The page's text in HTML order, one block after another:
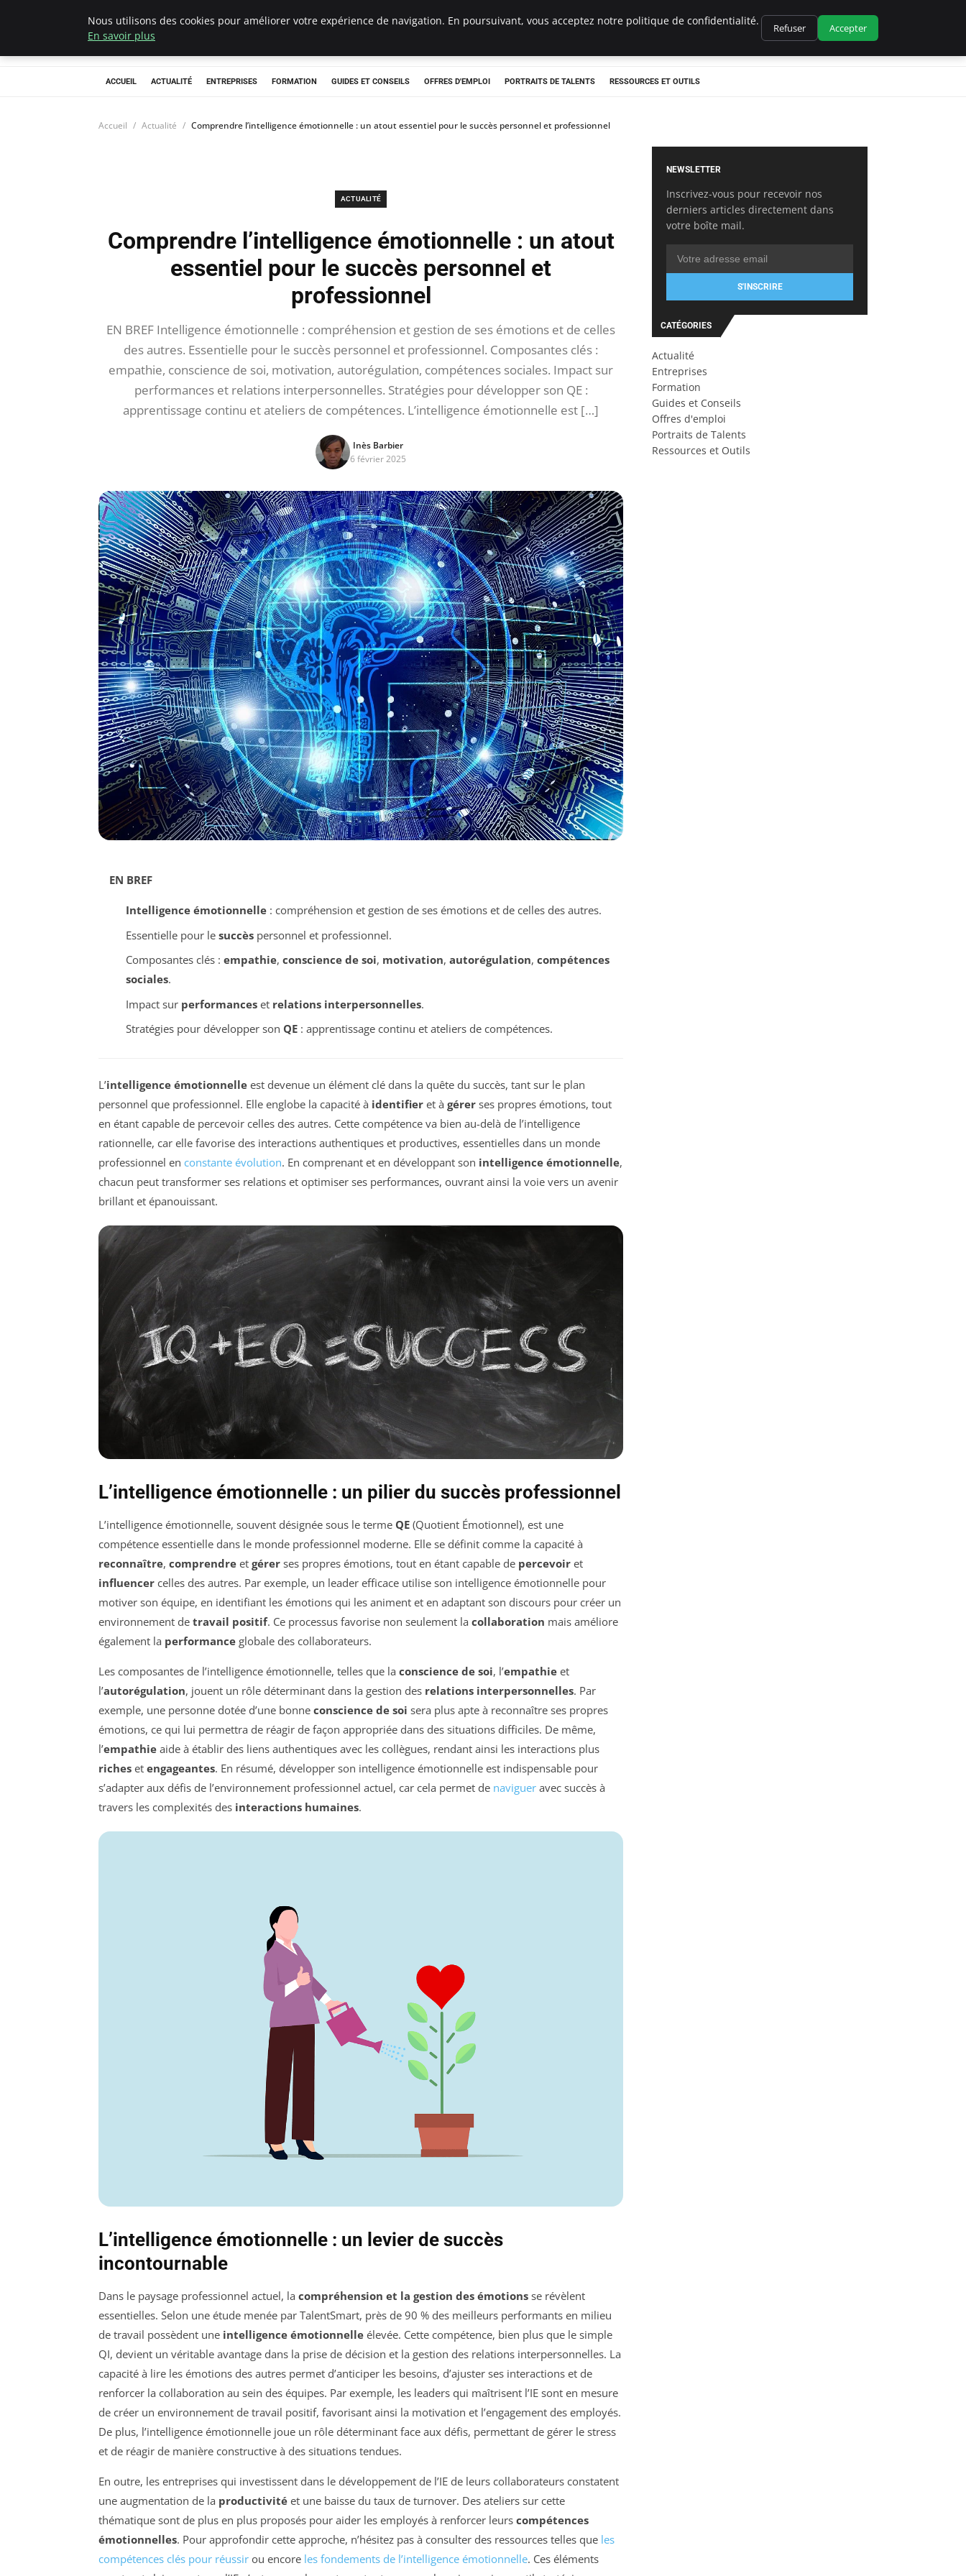
Chasseur De Tête
ACCUEIL ACTUALITÉ ENTREPRISES FORMATION GUIDES ET CONSEILS OFFRES D'EMPLOI PORTRAITS DE TALENTS RESSOURCES ET OUTILS
Accueil Actualité Comprendre l’intelligence émotionnelle : un atout essentiel pour le succès personnel et professionnel
ACTUALITÉ
Comprendre l’intelligence émotionnelle : un atout
essentiel pour le succès personnel et
professionnel
EN BREF Intelligence émotionnelle : compréhension et gestion de ses émotions et de celles
des autres. Essentielle pour le succès personnel et professionnel. Composantes clés :
empathie, conscience de soi, motivation, autorégulation, compétences sociales. Impact sur
performances et relations interpersonnelles. Stratégies pour développer son QE :
apprentissage continu et ateliers de compétences. L’intelligence émotionnelle est […]
Inès Barbier
6 février 2025
EN BREF
Intelligence émotionnelle: compréhension et gestion de ses émotions et de celles des autres.
Essentielle pour le succèspersonnel et professionnel.
Composantes clés : empathie, conscience de soi, motivation, autorégulation, compétences
sociales.
Impact sur performanceset relations interpersonnelles.
Stratégies pour développer son QE: apprentissage continu et ateliers de compétences.
L’intelligence émotionnelle est devenue un élément clé dans la quête du succès, tant sur le plan
personnel que professionnel. Elle englobe la capacité à identifier et à gérer ses propres émotions, tout
en étant capable de percevoir celles des autres. Cette compétence va bien au-delà de l’intelligence
rationnelle, car elle favorise des interactions authentiques et productives, essentielles dans un monde
professionnel en constante évolution. En comprenant et en développant son intelligence émotionnelle,
chacun peut transformer ses relations et optimiser ses performances, ouvrant ainsi la voie vers un avenir
brillant et épanouissant.
L’intelligence émotionnelle : un pilier du succès professionnel
L’intelligence émotionnelle, souvent désignée sous le terme QE (Quotient Émotionnel), est une
compétence essentielle dans le monde professionnel moderne. Elle se définit comme la capacité à
reconnaître, comprendre et gérer ses propres émotions, tout en étant capable de percevoir et
influencer celles des autres. Par exemple, un leader efficace utilise son intelligence émotionnelle pour
motiver son équipe, en identifiant les émotions qui les animent et en adaptant son discours pour créer un
environnement de travail positif. Ce processus favorise non seulement la collaboration mais améliore
également la performance globale des collaborateurs.
Les composantes de l’intelligence émotionnelle, telles que la conscience de soi, l’empathie et
l’autorégulation, jouent un rôle déterminant dans la gestion des relations interpersonnelles. Par
exemple, une personne dotée d’une bonne conscience de soi sera plus apte à reconnaître ses propres
émotions, ce qui lui permettra de réagir de façon appropriée dans des situations difficiles. De même,
l’empathie aide à établir des liens authentiques avec les collègues, rendant ainsi les interactions plus
riches et engageantes. En résumé, développer son intelligence émotionnelle est indispensable pour
s’adapter aux défis de l’environnement professionnel actuel, car cela permet de naviguer avec succès à
travers les complexités des interactions humaines.
L’intelligence émotionnelle : un levier de succès
incontournable
Dans le paysage professionnel actuel, la compréhension et la gestion des émotions se révèlent
essentielles. Selon une étude menée par TalentSmart, près de 90 % des meilleurs performants en milieu
de travail possèdent une intelligence émotionnelle élevée. Cette compétence, bien plus que le simple
QI, devient un véritable avantage dans la prise de décision et la gestion des relations interpersonnelles. La
capacité à lire les émotions des autres permet d’anticiper les besoins, d’ajuster ses interactions et de
renforcer la collaboration au sein des équipes. Par exemple, les leaders qui maîtrisent l’IE sont en mesure
de créer un environnement de travail positif, favorisant ainsi la motivation et l’engagement des employés.
De plus, l’intelligence émotionnelle joue un rôle déterminant face aux défis, permettant de gérer le stress
et de réagir de manière constructive à des situations tendues.
En outre, les entreprises qui investissent dans le développement de l’IE de leurs collaborateurs constatent
une augmentation de la productivité et une baisse du taux de turnover. Des ateliers sur cette
thématique sont de plus en plus proposés pour aider les employés à renforcer leurs compétences
émotionnelles. Pour approfondir cette approche, n’hésitez pas à consulter des ressources telles que les
compétences clés pour réussir ou encore les fondements de l’intelligence émotionnelle. Ces éléments
NEWSLETTER
Inscrivez-vous pour recevoir nos
derniers articles directement dans
votre boîte mail.
S'INSCRIRE
CATÉGORIES
Actualité
Entreprises
Formation
Guides et Conseils
Offres d'emploi
Portraits de Talents
Ressources et Outils
Nous utilisons des cookies pour améliorer votre expérience de navigation. En poursuivant, vous acceptez notre politique de confidentialité.
En savoir plus
Refuser Accepter